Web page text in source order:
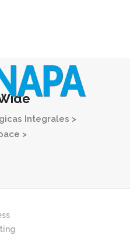
Integrales >
>